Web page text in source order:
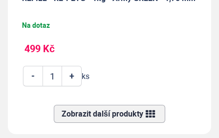
Na dotaz
499 Kč
+
- ks
Zobrazit další produkty